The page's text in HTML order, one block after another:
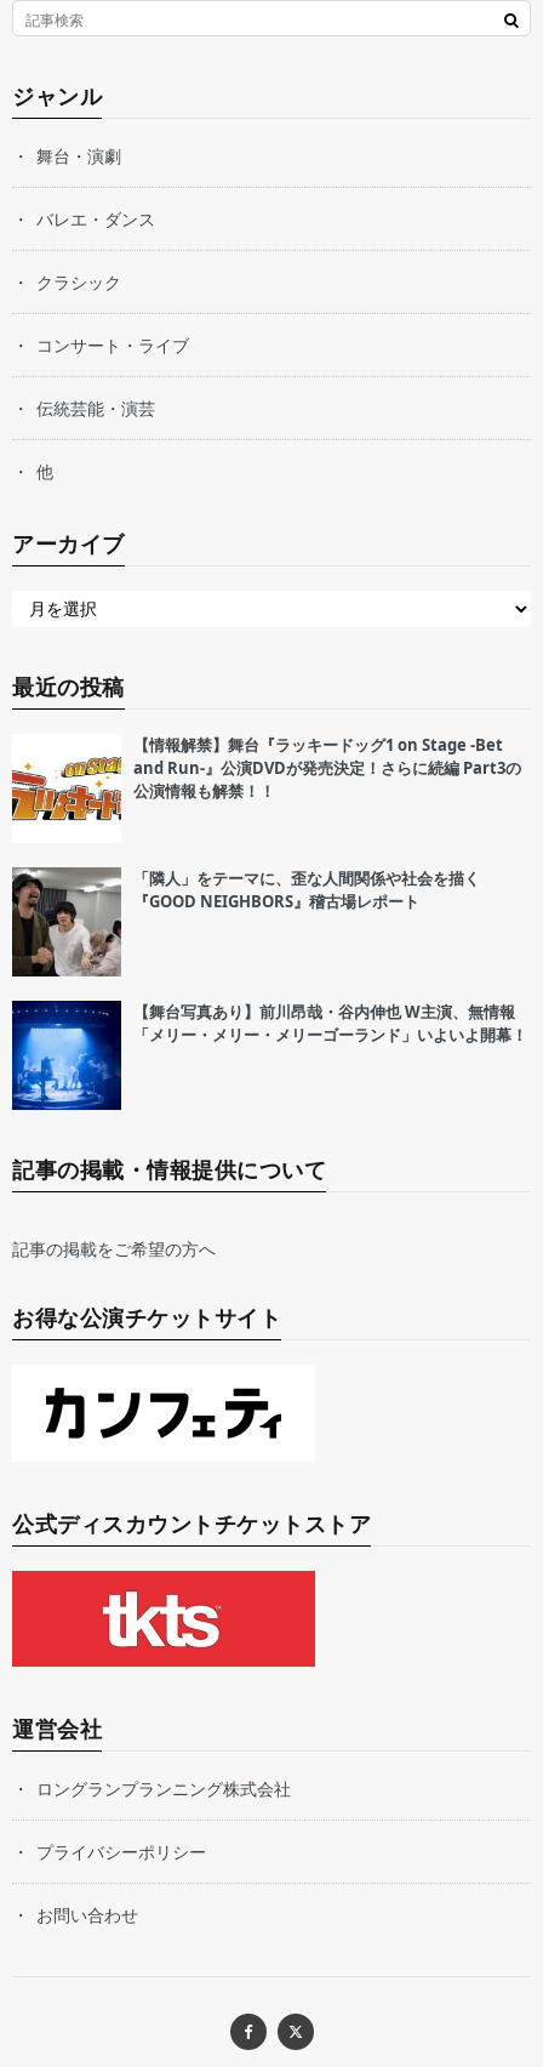
ジャンル
舞台・演劇
バレエ・ダンス
クラシック
コンサート・ライブ
伝統芸能・演芸
他
アーカイブ
最近の投稿
【情報解禁】舞台『ラッキードッグ1 on Stage -Bet
and Run-』公演DVDが発売決定！さらに続編 Part3の
公演情報も解禁！！
「隣人」をテーマに、歪な人間関係や社会を描く
『GOOD NEIGHBORS』稽古場レポート
【舞台写真あり】前川昂哉・谷内伸也 W主演、無情報
「メリー・メリー・メリーゴーランド」いよいよ開幕！
記事の掲載・情報提供について
記事の掲載をご希望の方へ
お得な公演チケットサイト
公式ディスカウントチケットストア
運営会社
ロングランプランニング株式会社
プライバシーポリシー
お問い合わせ